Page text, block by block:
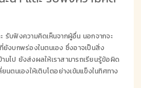
รับฟังความคิดเห็นจากผู้อื่น นอกจากจะ
ที่ยังบกพร่องในตนเอง ซึ่งอาจเป็นสิ่ง
มไป ยังส่งผลให้เราสามารถเรียนรู้ข้อผิด
นตนเองให้เติบโตอย่างเข้มแข็งในทิศทาง